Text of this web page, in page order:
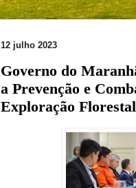
12 julho 2023
Governo do
a Prevenção e
Exploração